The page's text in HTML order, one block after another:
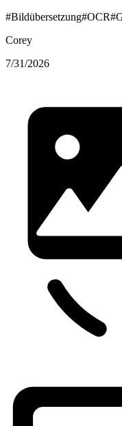
#Bildübersetzung#OCR#
Corey
7/31/2026